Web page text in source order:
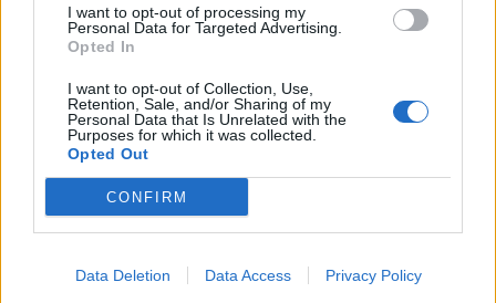
I want to opt-out of processing my
Personal Data for Targeted Advertising.
Opted In
I want to opt-out of Collection, Use,
Retention, Sale, and/or Sharing of my
Personal Data that Is Unrelated with the
Purposes for which it was collected.
Opted Out
CONFIRM
Data Deletion Data Access Privacy Policy